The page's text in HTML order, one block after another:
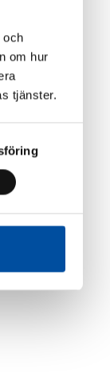
och
om hur
tjänster.